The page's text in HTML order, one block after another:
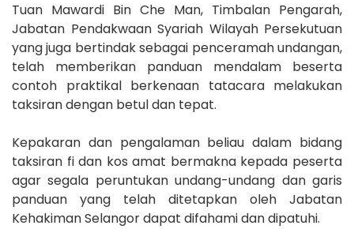
Tuan Mawardi Bin Che Man, Timbalan Pengarah,
Jabatan Pendakwaan Syariah Wilayah Persekutuan
yang juga bertindak sebagai penceramah undangan,
telah memberikan panduan mendalam beserta
contoh praktikal berkenaan tatacara melakukan
taksiran dengan betul dan tepat.
Kepakaran dan pengalaman beliau dalam bidang
taksiran fi dan kos amat bermakna kepada peserta
agar segala peruntukan undang-undang dan garis
panduan yang telah ditetapkan oleh Jabatan
Kehakiman Selangor dapat difahami dan dipatuhi.